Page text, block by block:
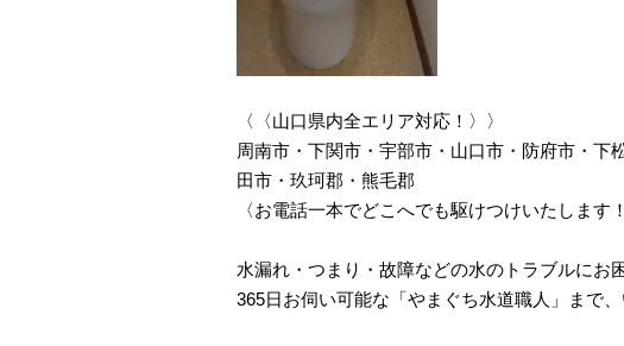
〈〈山口県内全エリア対応！〉〉
周南市・下関市・宇部市・山口市・防府市・
田市・玖珂郡・熊毛郡
〈お電話一本でどこへでも駆けつけいたします！
水漏れ・つまり・故障などの水のトラブルにお
365日お伺い可能な「やまぐち水道職人」まで